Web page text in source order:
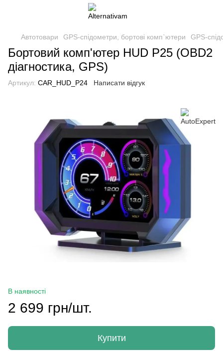
Автотовари GPS-спідометри, бортові комп`ютери GPS-
Бортовий комп'ютер HUD P25 (OBD2
діагностика, GPS)
Артикул: CAR_HUD_P24 Написати відгук
В наявності
2 699 грн/шт.
Купити